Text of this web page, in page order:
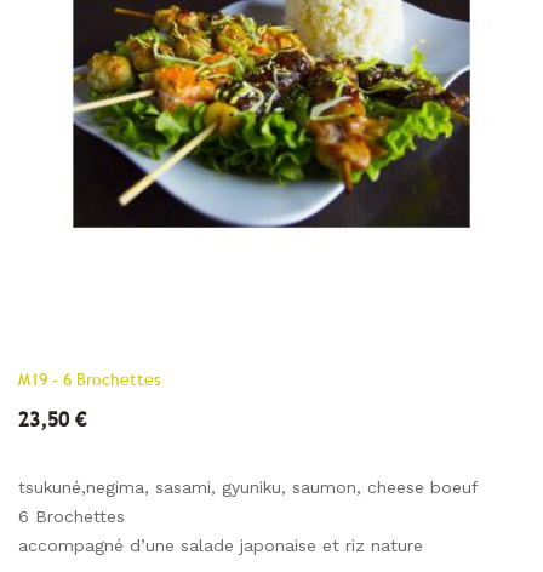
M19 - 6 Brochettes
23,50 €
tsukuné,negima, sasami, gyuniku, saumon, cheese boeuf
6 Brochettes
accompagné d’une salade japonaise et riz nature